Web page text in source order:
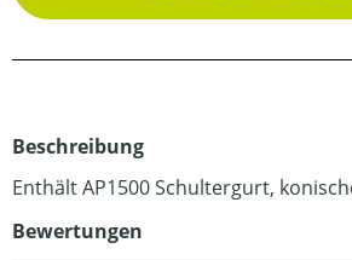
Beschreibung
Enthält AP1500 Schultergurt,
Bewertungen